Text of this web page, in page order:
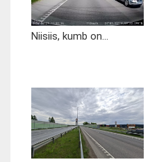
Niisiis, kumb on...